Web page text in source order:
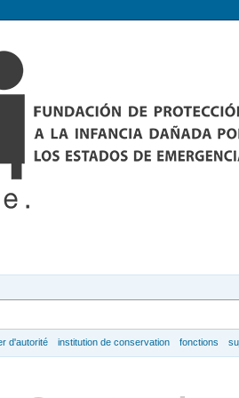
d'autorité institution de conservation fonctions